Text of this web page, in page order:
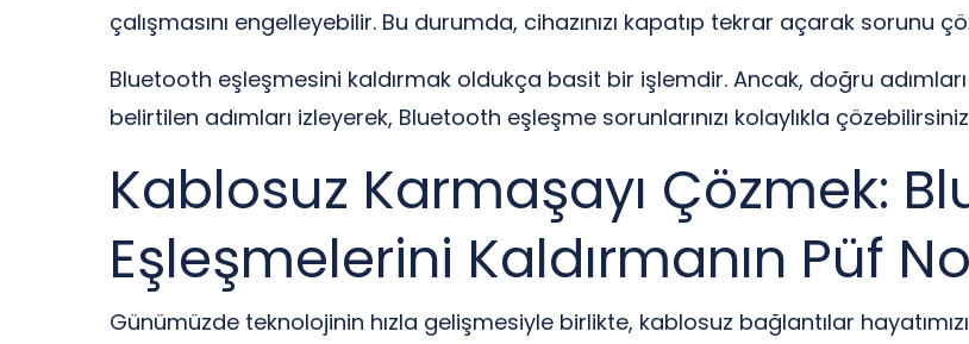
çalışmasını engelleyebilir. Bu durumda, cihazınızı kapatıp tekrar açarak sorunu
Bluetooth eşleşmesini kaldırmak oldukça basit bir işlemdir. Ancak, doğru
belirtilen adımları izleyerek, Bluetooth eşleşme sorunlarınızı kolaylıkla
Kablosuz Karmaşayı Çözmek:
Eşleşmelerini Kaldırmanın Püf
Günümüzde teknolojinin hızla gelişmesiyle birlikte, kablosuz bağlantılar